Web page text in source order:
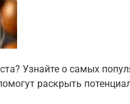
Узнайте о самых
раскрыть